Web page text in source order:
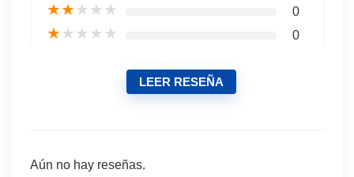
★★★★★ 0
★★★★★ 0
LEER RESEÑA
Aún no hay reseñas.